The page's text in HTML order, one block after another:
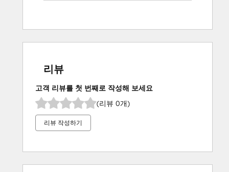
리뷰
고객 리뷰를 첫 번째로 작성해 보세요
(리뷰 0개)
리뷰 작성하기